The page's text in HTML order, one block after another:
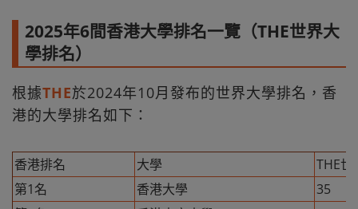
2025年6間香港大學排名一覽（THE世界大
學排名）
根據THE於2024年10月發布的世界大學排名，香
港的大學排名如下：
香港排名 大學
THE世
第1名
香港大學
35